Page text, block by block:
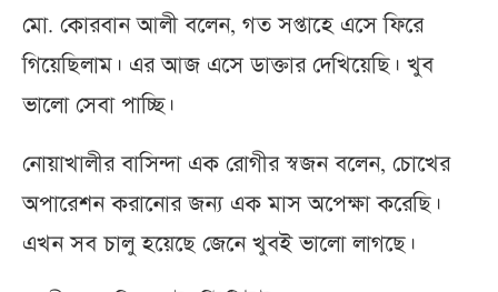
মো. কোরবান আলী বলেন, গত সপ্তাহে এসে ফিরে
গিয়েছিলাম। এর আজ এসে ডাক্তার দেখিয়েছি। খুব
ভালো সেবা পাচ্ছি।
নোয়াখালীর বাসিন্দা এক রোগীর স্বজন বলেন, চোখের
অপারেশন করানোর জন্য এক মাস অপেক্ষা করেছি।
এখন সব চালু হয়েছে জেনে খুবই ভালো লাগছে।